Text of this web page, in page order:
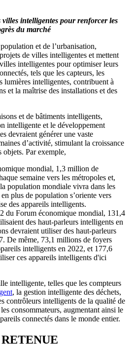
villes intelligentes pour renforcer les
du marché
et de l’urbanisation,
de villes intelligentes et mettent
intelligentes pour optimiser leurs
tels que les capteurs, les
lumières intelligentes, contribuent à
et la maîtrise des installations et des
et de bâtiments intelligents,
intelligente et le développement
devraient générer une vaste
d’activité, stimulant la croissance
objets. Par exemple,
mondial, 1,3 million de
semaine vers les métropoles et,
population mondiale vivra dans les
plus de population s’oriente vers
des appareils intelligents.
du Forum économique mondial, 131,4
des haut-parleurs intelligents en
devraient utiliser des haut-parleurs
De même, 73,1 millions de foyers
intelligents en 2022, et 177,6
ces appareils intelligents d'ici
intelligente, telles que les compteurs
, la gestion intelligente des déchets,
contrôleurs intelligents de la qualité de
consommateurs, augmentant ainsi le
connectés dans le monde entier.